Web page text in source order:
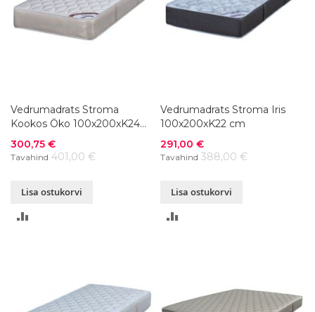
Vedrumadrats Stroma
Kookos Öko 100x200xK24
cm
Soodushind
300,75 €
Tavahind 401,00 €
Lisa ostukorvi
Vedrumadrats Stroma Iris
100x200xK22 cm
Soodushind
291,00 €
Tavahind 388,00 €
Lisa ostukorvi